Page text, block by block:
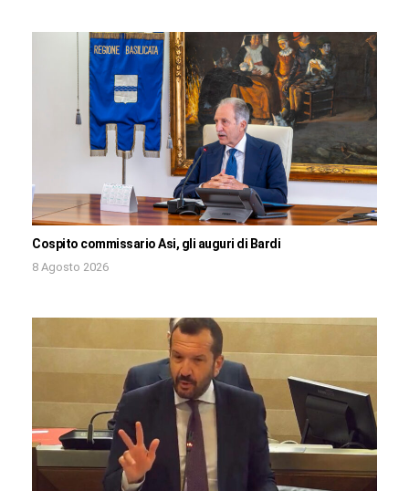
Cospito commissario Asi, gli auguri di Bardi
8 Agosto 2026